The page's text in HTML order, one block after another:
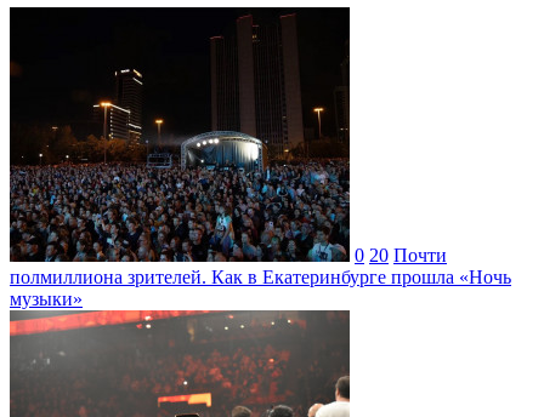
0 20 Почти
полмиллиона зрителей. Как в Екатеринбурге прошла «Ночь
музыки»